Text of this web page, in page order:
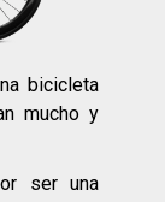
bicicleta
mucho y
ser una